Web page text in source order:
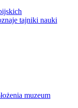
tajniki nauki